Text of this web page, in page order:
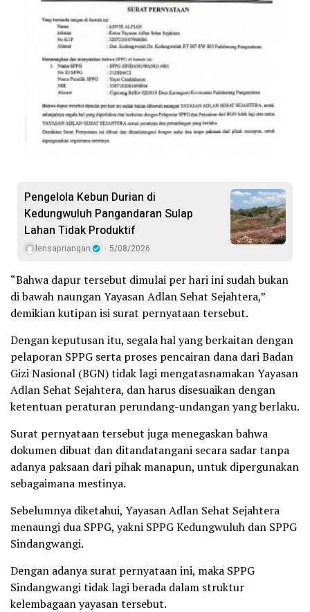
Pengelola Kebun Durian di
Kedungwuluh Pangandaran Sulap
Lahan Tidak Produktif ‎
lensapriangan 5/08/2026
“Bahwa dapur tersebut dimulai per hari ini sudah bukan
di bawah naungan Yayasan Adlan Sehat Sejahtera,”
demikian kutipan isi surat pernyataan tersebut.
Dengan keputusan itu, segala hal yang berkaitan dengan
pelaporan SPPG serta proses pencairan dana dari Badan
Gizi Nasional (BGN) tidak lagi mengatasnamakan Yayasan
Adlan Sehat Sejahtera, dan harus disesuaikan dengan
ketentuan peraturan perundang-undangan yang berlaku.
Surat pernyataan tersebut juga menegaskan bahwa
dokumen dibuat dan ditandatangani secara sadar tanpa
adanya paksaan dari pihak manapun, untuk dipergunakan
sebagaimana mestinya.
Sebelumnya diketahui, Yayasan Adlan Sehat Sejahtera
menaungi dua SPPG, yakni SPPG Kedungwuluh dan SPPG
Sindangwangi.
Dengan adanya surat pernyataan ini, maka SPPG
Sindangwangi tidak lagi berada dalam struktur
kelembagaan yayasan tersebut.